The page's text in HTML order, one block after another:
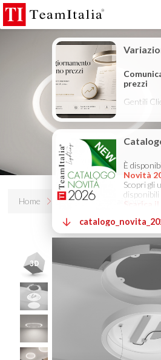
R
(513K) Catalogo
CATALOGUE 2025(12M) TECHNICAL
COMPANY PROFILE ITA COMPANY
PROFILE DE
StarTeam 1 (introduzione)
(prodotto)
★Istruzioni Touch-Dim e
Home Prodotti Bellai home